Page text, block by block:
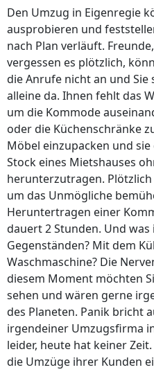
Den Umzug in Eigenregie
ausprobieren und
nach Plan verläuft.
vergessen es plötzlich,
die Anrufe nicht an und
alleine da. Ihnen fehlt das
um die Kommode
oder die Küchenschränke
Möbel einzupacken und
Stock eines Mietshauses
herunterzutragen. Plötzlich
um das Unmögliche
Heruntertragen einer
dauert 2 Stunden. Und
Gegenständen? Mit dem
Waschmaschine? Die
diesem Moment möchten
sehen und wären gerne
des Planeten. Panik bricht
irgendeiner Umzugsfirma
leider, heute hat keiner
die Umzüge ihrer Kunden